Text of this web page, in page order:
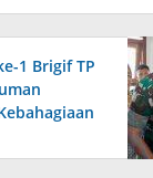
1 Brigif TP